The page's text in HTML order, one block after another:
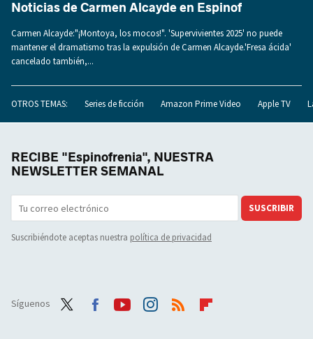
Noticias de Carmen Alcayde en Espinof
Carmen Alcayde:"¡Montoya, los mocos!". 'Supervivientes 2025' no puede
mantener el dramatismo tras la expulsión de Carmen Alcayde.'Fresa ácida'
cancelado también,...
OTROS TEMAS: Series de ficción Amazon Prime Video Apple TV
RECIBE "Espinofrenia", NUESTRA
NEWSLETTER SEMANAL
SUSCRIBIR
Suscribiéndote aceptas nuestra política de privacidad
Síguenos